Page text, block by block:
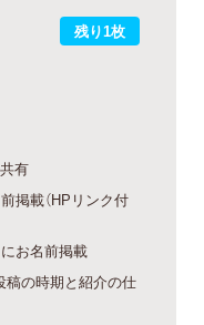
残り1枚
有
掲載（HPリンク付
にお名前掲載
稿の時期と紹介の仕